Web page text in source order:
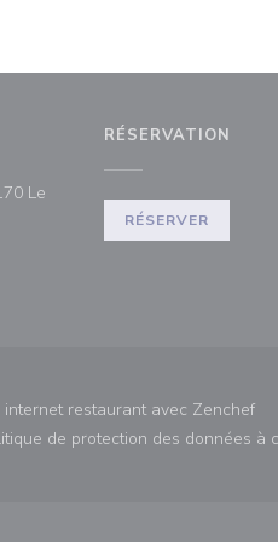
Le
RÉSERVATION
RÉSERVER
restaurant avec Zenchef
nouvelle fenêtre))
de protection des données à
((ouvre